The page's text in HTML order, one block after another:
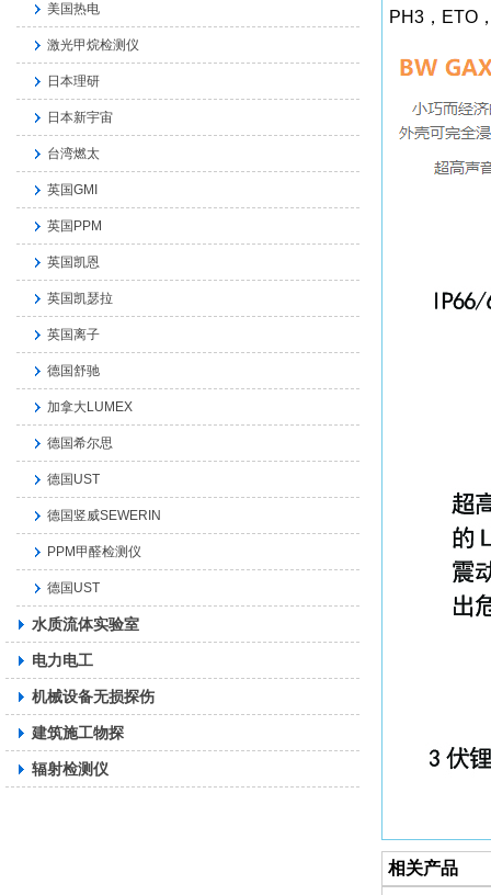
美国热电
激光甲烷检测仪
日本理研
日本新宇宙
台湾燃太
英国GMI
英国PPM
英国凯恩
英国凯瑟拉
英国离子
德国舒驰
加拿大LUMEX
德国希尔思
德国UST
德国竖威SEWERIN
PPM甲醛检测仪
德国UST
水质流体实验室
电力电工
机械设备无损探伤
建筑施工物探
辐射检测仪
PH3，ETO
相关产品